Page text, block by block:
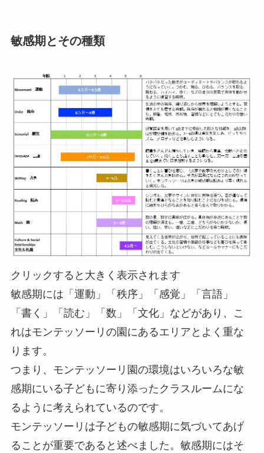
敏感期とその種類
クリックすると大きく表示されます
敏感期には「運動」「秩序」「感覚」「言語」
「書く」「読む」「数」「文化」などがあり、こ
れはモンテッソーリの園にあるエリアとよく重な
ります。
つまり、モンテッソーリ園の環境はいろいろな敏
感期にいる子どもに寄り添ったクラスルームにな
るように考えられているのです。
モンテッソーリは子どもの敏感期に気づいてあげ
ることが重要であると述べました。敏感期にはそ